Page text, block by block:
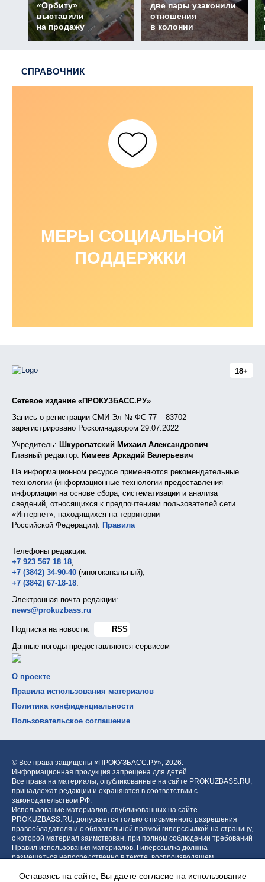
«Орбиту»
выставили
на продажу
две пары узаконили
отношения
в колонии
СПРАВОЧНИК
МЕРЫ СОЦИАЛЬНОЙ
ПОДДЕРЖКИ
18+
Сетевое издание «ПРОКУЗБАСС.РУ»
Запись о регистрации СМИ Эл № ФС 77 – 83702
зарегистрировано Роскомнадзором 29.07.2022
Учредитель: Шкуропатский Михаил Александрович
Главный редактор: Кимеев Аркадий Валерьевич
На информационном ресурсе применяются рекомендательные
технологии (информационные технологии предоставления
информации на основе сбора, систематизации и анализа
сведений, относящихся к предпочтениям пользователей сети
«Интернет», находящихся на территории
Российской Федерации). Правила
Телефоны редакции:
+7 923 567 18 18,
+7 (3842) 34-90-40 (многоканальный),
+7 (3842) 67-18-18.
Электронная почта редакции:
news@prokuzbass.ru
Подписка на новости:
RSS
Данные погоды предоставляются сервисом
О проекте
Правила использования материалов
Политика конфиденциальности
Пользовательское соглашение
© Все права защищены «ПРОКУЗБАСС.РУ», 2026.
Информационная продукция запрещена для детей.
Все права на материалы, опубликованные на сайте PROKUZBASS.RU,
принадлежат редакции и охраняются в соответствии с
законодательством РФ.
Использование материалов, опубликованных на сайте
PROKUZBASS.RU, допускается только с письменного разрешения
правообладателя и с обязательной прямой гиперссылкой на страницу,
с которой материал заимствован, при полном соблюдении требований
Правил использования материалов. Гиперссылка должна
размещаться непосредственно в тексте, воспроизводящем
блока.
Оставаясь на сайте, Вы даете согласие на использование